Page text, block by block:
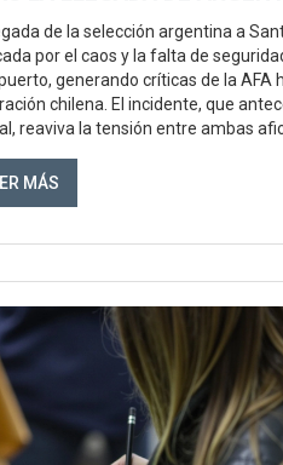
de la selección argentina a
por el caos y la falta de
generando críticas de la AFA
chilena. El incidente, que
reaviva la tensión entre ambas
MÁS